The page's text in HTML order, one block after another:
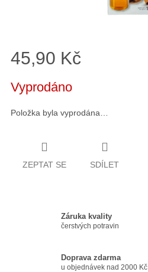
45,90 Kč
cena:
Vyprodáno
Položka byla vyprodána…
ZEPTAT SE SDÍLET
Záruka kvality
čerstvých potravin
Doprava zdarma
u objednávek nad 2000 Kč